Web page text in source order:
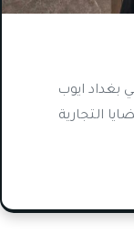
بغداد ايوب
التجارية